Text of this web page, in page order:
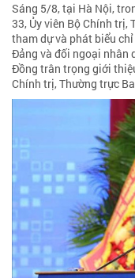
Sáng 5/8, tại Hà Nội,
33, Ủy viên Bộ Chính trị,
tham dự và phát biểu
Đảng và đối ngoại nhân
Đồng trân trọng giới
Chính trị, Thường trực